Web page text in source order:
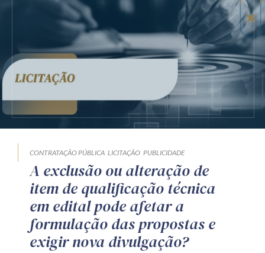
CONTRATAÇÃO PÚBLICA LICITAÇÃO PUBLICIDADE
A exclusão ou alteração de
item de qualificação técnica
em edital pode afetar a
formulação das propostas e
exigir nova divulgação?